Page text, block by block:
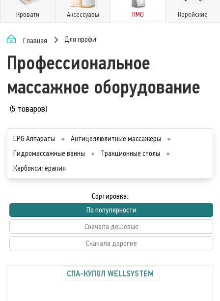
Кровати Аксессуары ПМО Корейские
Главная Для профи
Профессиональное
массажное оборудование
(5 товаров)
LPG Аппараты ● Антицеллюлитные массажеры
●
Гидромассажные ванны
● Тракционные столы
●
Карбокситерапия
Сортировка:
По популярности
Сначала дешёвые
Сначала дорогие
СПА-КУПОЛ WELLSYSTEM